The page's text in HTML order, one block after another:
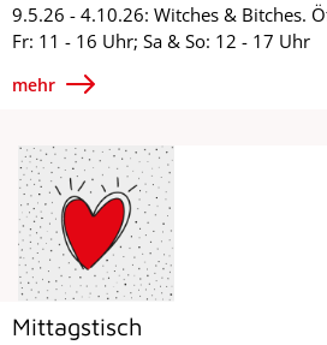
9.5.26 - 4.10.26: Witches & Bitches.
Fr: 11 - 16 Uhr; Sa & So: 12 - 17 Uhr
mehr
Mittagstisch